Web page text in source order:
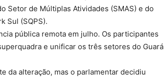
Setor de Múltiplas Atividades (SMAS) e do
Sul (SQPS).
pública remota em julho. Os participantes
e unificar os três setores do Guará
da alteração, mas o parlamentar decidiu